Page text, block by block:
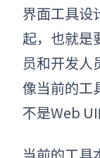
界面工具设
起，也就是
员和开发人
像当前的工
不是Web